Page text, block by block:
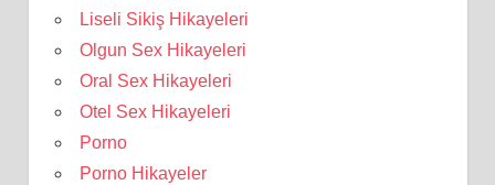
Liseli Sikiş Hikayeleri
Olgun Sex Hikayeleri
Oral Sex Hikayeleri
Otel Sex Hikayeleri
Porno
Porno Hikayeler